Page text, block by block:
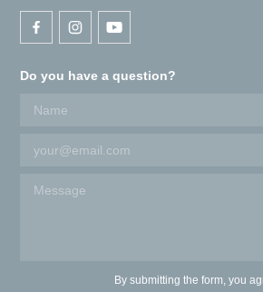
Do you have a question?
By submitting the form, you